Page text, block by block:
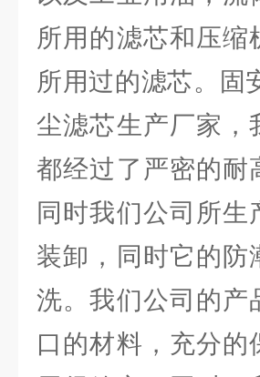
所用的滤芯和压
所用过的滤芯。固
尘滤芯生产厂家，
都经过了严密的耐
同时我们公司所
装卸，同时它的防
洗。我们公司的产
口的材料，充分